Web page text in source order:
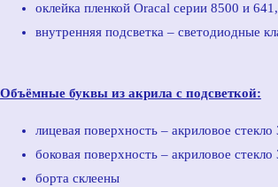
оклейка пленкой Oracal серии 8500 и 641,
внутренняя подсветка – светодиодные
Объёмные буквы из акрила с подсветкой:
лицевая поверхность – акриловое
боковая поверхность – акриловое
борта склеены